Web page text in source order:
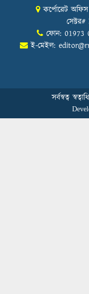
কর্পোরেট
ফোন: 01973
ই-মেইল:
সর্বস্বত্ব